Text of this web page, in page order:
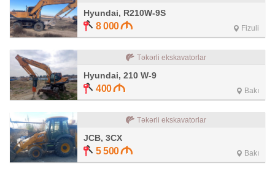
Hyundai, R210W-9S
8 000 Fizuli
Təkərli ekskavatorlar
Hyundai, 210 W-9
400 Bakı
Təkərli ekskavatorlar
JCB, 3CX
5 500 Bakı